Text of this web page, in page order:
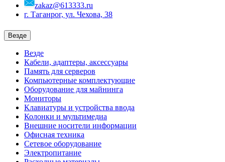
zakaz@613333.ru
г. Таганрог, ул. Чехова, 38
Везде
Везде
Кабели, адаптеры, аксессуары
Память для серверов
Компьютерные комплектующие
Оборудование для майнинга
Мониторы
Клавиатуры и устройства ввода
Колонки и мультимедиа
Внешние носители информации
Офисная техника
Сетевое оборудование
Электропитание